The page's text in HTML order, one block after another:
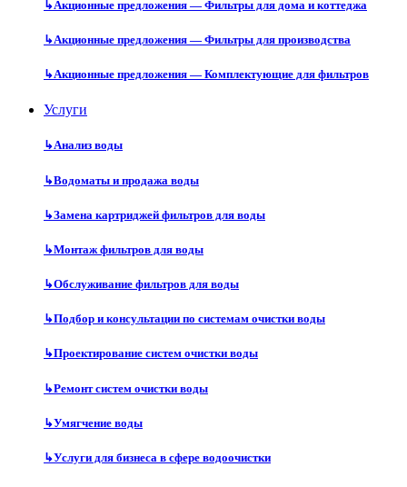
↳Акционные предложения — Фильтры для дома и коттеджа
↳Акционные предложения — Фильтры для производства
↳Акционные предложения — Комплектующие для фильтров
Услуги
↳Анализ воды
↳Водоматы и продажа воды
↳Замена картриджей фильтров для воды
↳Монтаж фильтров для воды
↳Обслуживание фильтров для воды
↳Подбор и консультации по системам очистки воды
↳Проектирование систем очистки воды
↳Ремонт систем очистки воды
↳Умягчение воды
↳Услуги для бизнеса в сфере водоочистки